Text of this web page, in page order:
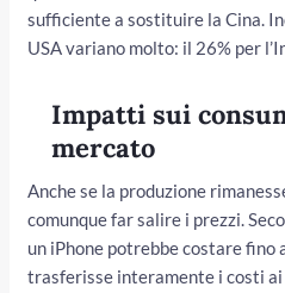
sufficiente a sostituire la Cina.
USA variano molto: il 26% per
Impatti sui
mercato
Anche se la produzione
comunque far salire i prezzi.
un iPhone potrebbe costare fino
trasferisse interamente i costi ai